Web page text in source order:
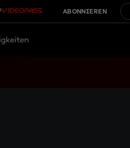
ABONNIEREN